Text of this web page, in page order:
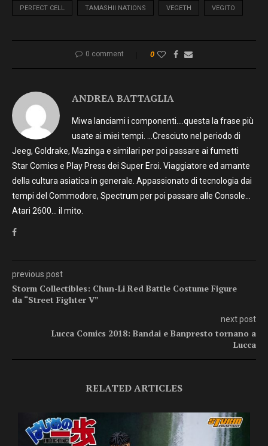
PERFECT CELL TAMASHII NATIONS VEGETH VEGITO
0 comment 0
ANDREA BATTAGLIA
Miwa lanciami i componenti….questa la frase più
usate ai miei tempi. …Cresciuto nel periodo di
Jeeg, Goldrake, Mazinga e similari per poi passare ai fumetti
Star Comics e Play Press dei Super Eroi. Viaggiatore ed amante
della cultura asiatica in generale. Appassionato di tecnologia dai
tempi del Commodore, Spectrum per poi passare alle Console…
Atari 2600… il mito.
previous post
Storm Collectibles: Chun-Li Red Battle Costume Figure
da “Street Fighter V”
next post
Lucca Comics 2018: Bandai e Banpresto tornano a
Lucca
RELATED ARTICLES